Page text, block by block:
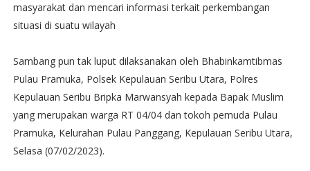
masyarakat dan mencari informasi terkait perkembangan
situasi di suatu wilayah
Sambang pun tak luput dilaksanakan oleh Bhabinkamtibmas
Pulau Pramuka, Polsek Kepulauan Seribu Utara, Polres
Kepulauan Seribu Bripka Marwansyah kepada Bapak Muslim
yang merupakan warga RT 04/04 dan tokoh pemuda Pulau
Pramuka, Kelurahan Pulau Panggang, Kepulauan Seribu Utara,
Selasa (07/02/2023).